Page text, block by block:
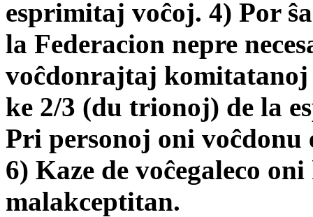
esprimitaj voĉoj. 4) Por
la Federacion nepre
voĉdonrajtaj
ke 2/3 (du trionoj) de la
Pri personoj oni
6) Kaze de voĉegaleco
malakceptitan.